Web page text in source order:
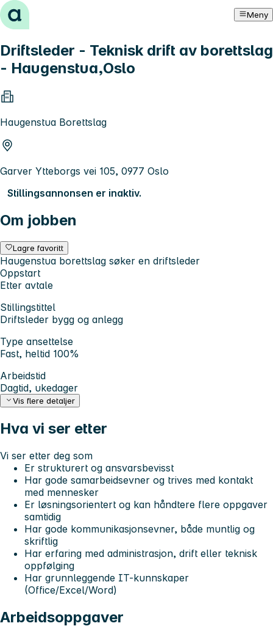
Hopp til innhold Meny
Driftsleder - Teknisk drift av borettslag
- Haugenstua,Oslo
Haugenstua Borettslag
Garver Ytteborgs vei 105, 0977 Oslo
Stillingsannonsen er inaktiv.
Om jobben
Lagre favoritt
Haugenstua borettslag søker en driftsleder
Oppstart
Etter avtale
Stillingstittel
Driftsleder bygg og anlegg
Type ansettelse
Fast, heltid 100%
Arbeidstid
Dagtid, ukedager
Vis flere detaljer
Hva vi ser etter
Vi ser etter deg som
Er strukturert og ansvarsbevisst
Har gode samarbeidsevner og trives med kontakt
med mennesker
Er løsningsorientert og kan håndtere flere oppgaver
samtidig
Har gode kommunikasjonsevner, både muntlig og
skriftlig
Har erfaring med administrasjon, drift eller teknisk
oppfølging
Har grunnleggende IT-kunnskaper
(Office/Excel/Word)
Arbeidsoppgaver